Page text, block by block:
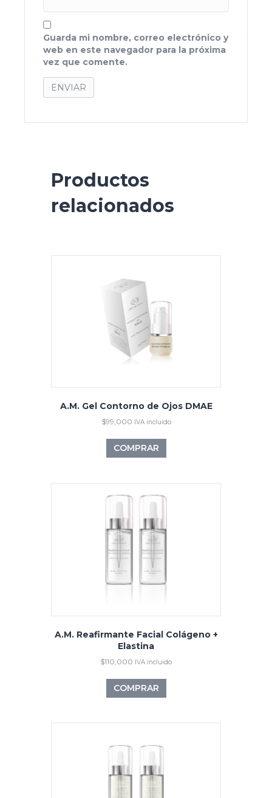
Guarda mi nombre, correo electrónico y
web en este navegador para la próxima
vez que comente.
Productos
relacionados
A.M. Gel Contorno de Ojos DMAE
$99,000 IVA incluido
COMPRAR
A.M. Reafirmante Facial Colágeno +
Elastina
$110,000 IVA incluido
COMPRAR